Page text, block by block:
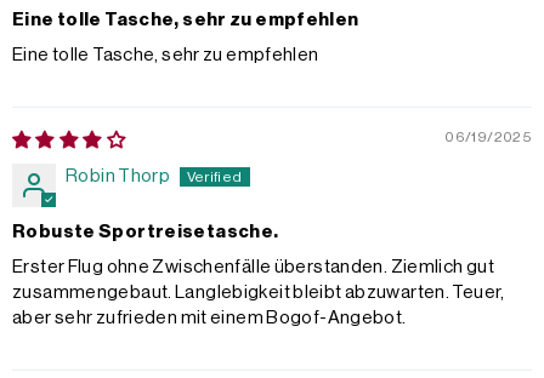
Eine tolle Tasche, sehr zu empfehlen
Eine tolle Tasche, sehr zu empfehlen
06/19/2025
Robin Thorp
Robuste Sportreisetasche.
Erster Flug ohne Zwischenfälle überstanden. Ziemlich gut
zusammengebaut. Langlebigkeit bleibt abzuwarten. Teuer,
aber sehr zufrieden mit einem Bogof-Angebot.